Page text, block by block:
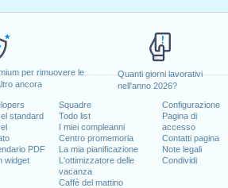
per rimuovere le
ancora
Quanti giorni lavorativi
nell'anno 2026?
standard
PDF
widget
Squadre
Todo list
I miei compleanni
Centro promemoria
La mia pianificazione
L'ottimizzatore delle
vacanza
Caffè del mattino
Configurazione
Pagina di
accesso
Contatti pagina
Note legali
Condividi